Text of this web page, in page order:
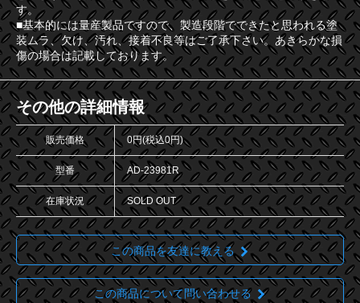
す。
■基本的には量産製品ですので、製造段階でできたと思われる塗
装ムラ、欠け、汚れ、接着不良等はご了承下さい。あきらかな損
傷の場合は記載しております。
その他の詳細情報
販売価格 0円(税込0円)
型番 AD-23981R
在庫状況 SOLD OUT
この商品を友達に教える
この商品について問い合わせる